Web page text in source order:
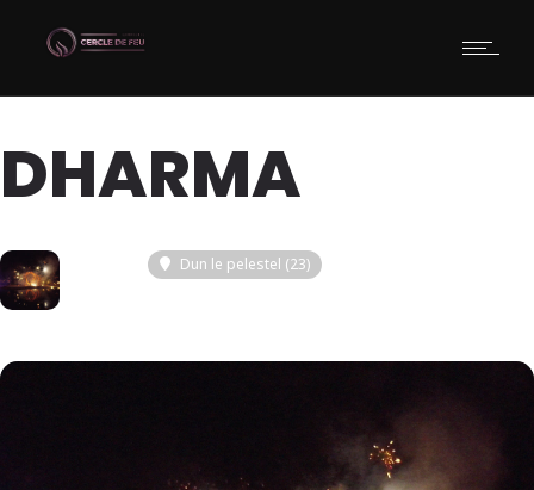
DHARMA
Dun le pelestel (23)